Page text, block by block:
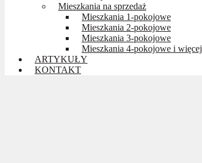
Mieszkania na sprzedaż
Mieszkania 1-pokojowe
Mieszkania 2-pokojowe
Mieszkania 3-pokojowe
Mieszkania 4-pokojowe i więcej
ARTYKUŁY
KONTAKT